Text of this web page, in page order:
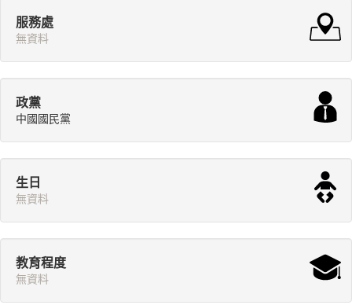
服務處
無資料
政黨
中國國民黨
生日
無資料
教育程度
無資料